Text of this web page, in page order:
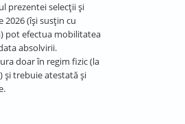
prezentei selecții și
(își susțin cu
pot efectua mobilitatea
absolvirii.
doar în regim fizic (la
și trebuie atestată și